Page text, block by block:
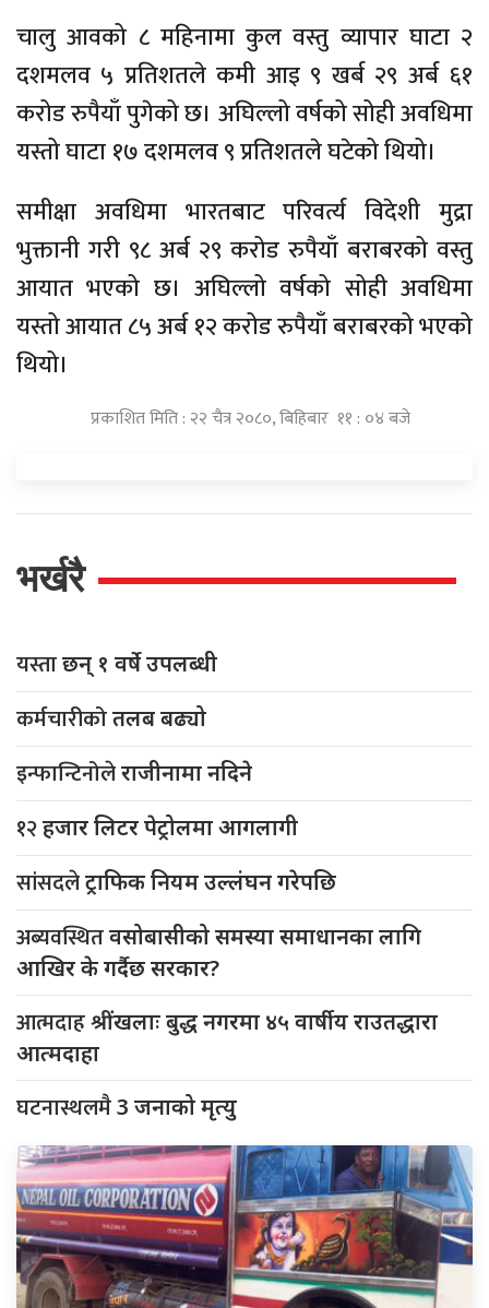
चालु आवको ८ महिनामा कुल वस्तु व्यापार घाटा २
दशमलव ५ प्रतिशतले कमी आइ ९ खर्ब २९ अर्ब ६१
करोड रुपैयाँ पुगेको छ। अघिल्लो वर्षको सोही अवधिमा
यस्तो घाटा १७ दशमलव ९ प्रतिशतले घटेको थियो।
समीक्षा अवधिमा भारतबाट परिवर्त्य विदेशी मुद्रा
भुक्तानी गरी ९८ अर्ब २९ करोड रुपैयाँ बराबरको वस्तु
आयात भएको छ। अघिल्लो वर्षको सोही अवधिमा
यस्तो आयात ८५ अर्ब १२ करोड रुपैयाँ बराबरको भएको
थियो।
प्रकाशित मिति : २२ चैत्र २०८०, बिहिबार ११ : ०४ बजे
भर्खरै
यस्ताछन् १ वर्षे उपलब्धी
कर्मचारीकोतलब बढ्यो
इन्फान्टिनोलेराजीनामा नदिने
१२हजार लिटर पेट्रोलमा आगलागी
सांसदलेट्राफिक नियम उल्लंघन गरेपछि
अब्यवस्थितवसोबासीको समस्या समाधानका लागि
आखिर के गर्दैछ सरकार?
आत्मदाहश्रींखलाः बुद्ध नगरमा ४५ वार्षीय राउतद्धारा
आत्मदाहा
घटनास्थलमै3 जनाको मृत्यु